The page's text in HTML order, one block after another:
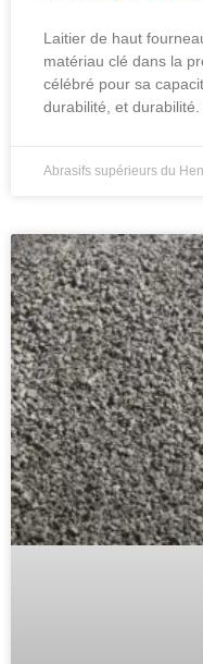
Laitier de haut
matériau clé dans la
célébré pour sa
durabilité, et durabilité.
Abrasifs supérieurs du